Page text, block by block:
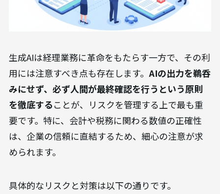
生成AIは経理業務に革命をもたらす一方で、その利
用には注意すべき点も存在します。 AIの出力を鵜呑
みにせず、必ず人間が最終確認を行うという原則
を徹底することが、リスクを管理する上で最も重
要です。特に、会計や税務に関わる数値の正確性
は、企業の信頼に直結するため、細心の注意が求
められます。
具体的なリスクと対策は以下の通りです。